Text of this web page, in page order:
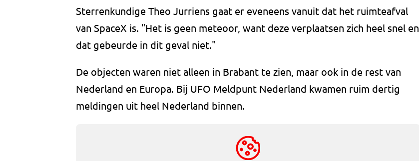
Sterrenkundige Theo Jurriens gaat er eveneens vanuit dat het ruimteafval
van SpaceX is. "Het is geen meteoor, want deze verplaatsen zich heel snel en
dat gebeurde in dit geval niet."
De objecten waren niet alleen in Brabant te zien, maar ook in de rest van
Nederland en Europa. Bij UFO Meldpunt Nederland kwamen ruim dertig
meldingen uit heel Nederland binnen.